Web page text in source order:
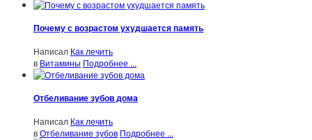
Почему с возрастом ухудшается память
Написал Как лечить
в Витамины Подробнее ...
Отбеливание зубов дома
Написал Как лечить
вОтбеливание зубов Подробнее ...